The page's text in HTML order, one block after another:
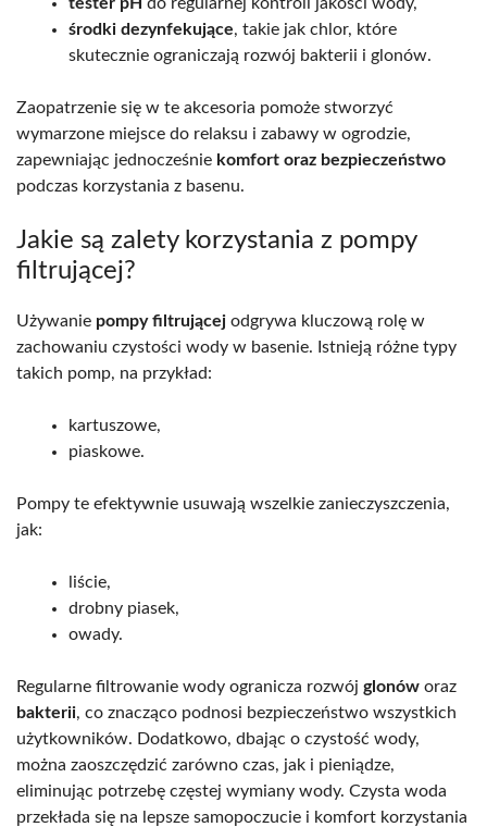
środki dezynfekujące, takie jak chlor, które
skutecznie ograniczają rozwój bakterii i glonów.
Zaopatrzenie się w te akcesoria pomoże stworzyć
wymarzone miejsce do relaksu i zabawy w ogrodzie,
zapewniając jednocześnie komfort oraz bezpieczeństwo
podczas korzystania z basenu.
Jakie są zalety korzystania z pompy
filtrującej?
Używanie pompy filtrującej odgrywa kluczową rolę w
zachowaniu czystości wody w basenie. Istnieją różne typy
takich pomp, na przykład:
kartuszowe,
piaskowe.
Pompy te efektywnie usuwają wszelkie zanieczyszczenia,
jak:
liście,
drobny piasek,
owady.
Regularne filtrowanie wody ogranicza rozwój glonów oraz
bakterii, co znacząco podnosi bezpieczeństwo wszystkich
użytkowników. Dodatkowo, dbając o czystość wody,
można zaoszczędzić zarówno czas, jak i pieniądze,
eliminując potrzebę częstej wymiany wody. Czysta woda
przekłada się na lepsze samopoczucie i komfort korzystania